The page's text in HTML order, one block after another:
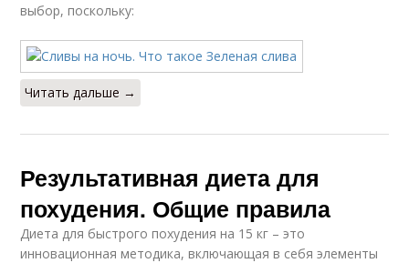
выбор, поскольку:
Читать дальше →
Результативная диета для
похудения. Общие правила
Диета для быстрого похудения на 15 кг – это
инновационная методика, включающая в себя элементы